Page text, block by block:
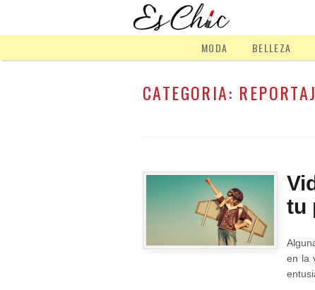
MODA BELLEZA
CATEGORIA:
tu
en la